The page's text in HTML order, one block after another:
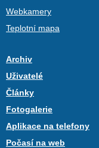
Webkamery
Teplotní mapa
Archiv
Uživatelé
Články
Fotogalerie
Aplikace na telefony
Počasí na web